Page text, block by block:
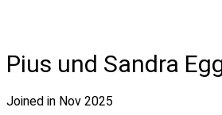
Pius und Sandra
Joined in Nov 2025